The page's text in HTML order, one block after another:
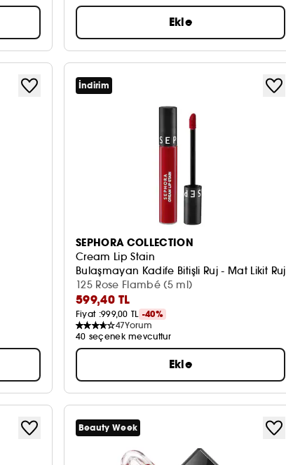
Ekle
İndirim
SEPHORA COLLECTION
Cream Lip Stain
Bulaşmayan Kadife Bitişli Ruj - Mat Likit Ruj
125 Rose Flambé (5 ml)
599,40 TL
Fiyat :999,00 TL -40%
47Yorum
40 seçenek mevcuttur
Ekle
Beauty Week